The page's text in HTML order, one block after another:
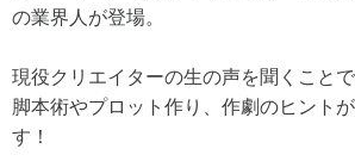
の業界人が登場。
現役クリエイターの生の声を聞くこと
脚本術やプロット作り、作劇のヒント
す！